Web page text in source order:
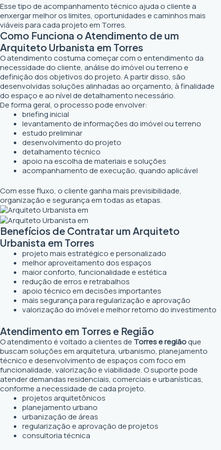
Esse tipo de acompanhamento técnico ajuda o cliente a
enxergar melhor os limites, oportunidades e caminhos mais
viáveis para cada projeto em Torres.
Como Funciona o Atendimento de um
Arquiteto Urbanista em Torres
O atendimento costuma começar com o entendimento da
necessidade do cliente, análise do imóvel ou terreno e
definição dos objetivos do projeto. A partir disso, são
desenvolvidas soluções alinhadas ao orçamento, à finalidade
do espaço e ao nível de detalhamento necessário.
De forma geral, o processo pode envolver:
briefing inicial
levantamento de informações do imóvel ou terreno
estudo preliminar
desenvolvimento do projeto
detalhamento técnico
apoio na escolha de materiais e soluções
acompanhamento de execução, quando aplicável
Com esse fluxo, o cliente ganha mais previsibilidade,
organização e segurança em todas as etapas.
Benefícios de Contratar um Arquiteto
Urbanista em Torres
projeto mais estratégico e personalizado
melhor aproveitamento dos espaços
maior conforto, funcionalidade e estética
redução de erros e retrabalhos
apoio técnico em decisões importantes
mais segurança para regularização e aprovação
valorização do imóvel e melhor retorno do investimento
Atendimento em Torres e Região
O atendimento é voltado a clientes de Torres e regiãoque
buscam soluções em arquitetura, urbanismo, planejamento
técnico e desenvolvimento de espaços com foco em
funcionalidade, valorização e viabilidade. O suporte pode
atender demandas residenciais, comerciais e urbanísticas,
conforme a necessidade de cada projeto.
projetos arquitetônicos
planejamento urbano
urbanização de áreas
regularização e aprovação de projetos
consultoria técnica